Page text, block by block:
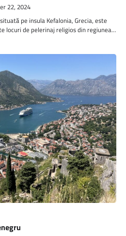
22, 2024
pe insula Kefalonia, Grecia, este
locuri de pelerinaj religios din regiunea…